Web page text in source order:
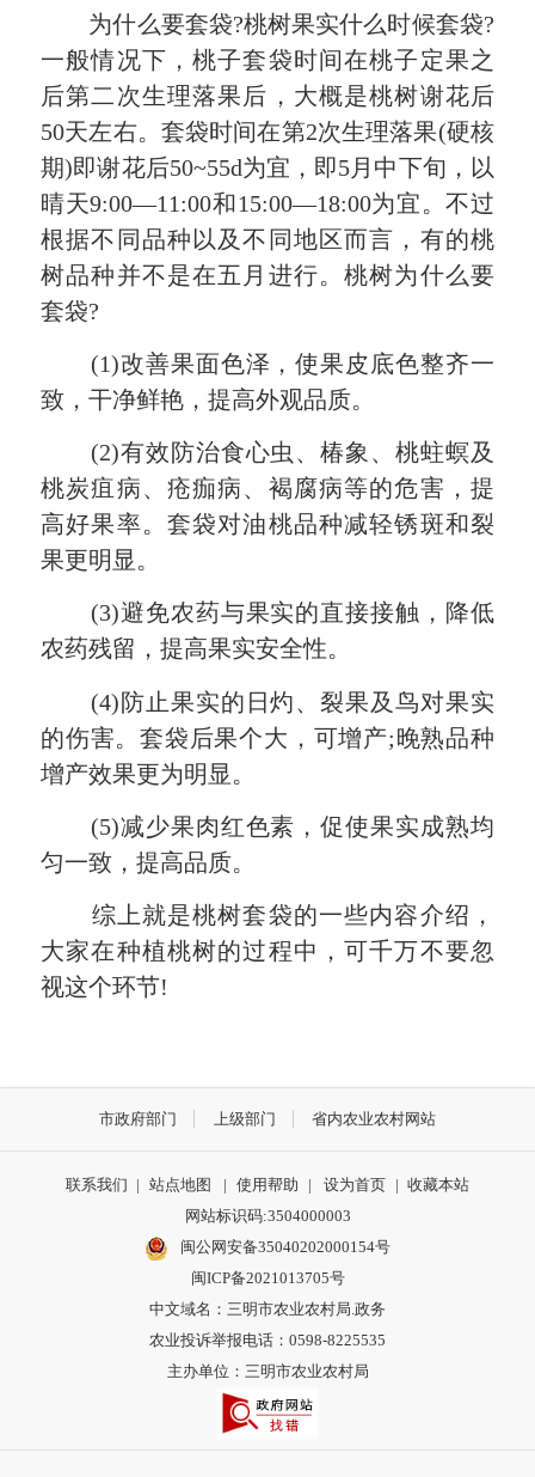
为什么要套袋?桃树果实什么时候套袋?
一般情况下，桃子套袋时间在桃子定果之
后第二次生理落果后，大概是桃树谢花后
50天左右。套袋时间在第2次生理落果(硬核
期)即谢花后50~55d为宜，即5月中下旬，以
晴天9:00—11:00和15:00—18:00为宜。不过
根据不同品种以及不同地区而言，有的桃
树品种并不是在五月进行。桃树为什么要
套袋?
(1)改善果面色泽，使果皮底色整齐一
致，干净鲜艳，提高外观品质。
(2)有效防治食心虫、椿象、桃蛀螟及
桃炭疽病、疮痂病、褐腐病等的危害，提
高好果率。套袋对油桃品种减轻锈斑和裂
果更明显。
(3)避免农药与果实的直接接触，降低
农药残留，提高果实安全性。
(4)防止果实的日灼、裂果及鸟对果实
的伤害。套袋后果个大，可增产;晚熟品种
增产效果更为明显。
(5)减少果肉红色素，促使果实成熟均
匀一致，提高品质。
综上就是桃树套袋的一些内容介绍，
大家在种植桃树的过程中，可千万不要忽
视这个环节!
市政府部门 上级部门 省内农业农村网站
联系我们 | 站点地图 | 使用帮助 | 设为首页 | 收藏本站
网站标识码:3504000003
闽公网安备35040202000154号
闽ICP备2021013705号
中文域名：三明市农业农村局.政务
农业投诉举报电话：0598-8225535
主办单位：三明市农业农村局